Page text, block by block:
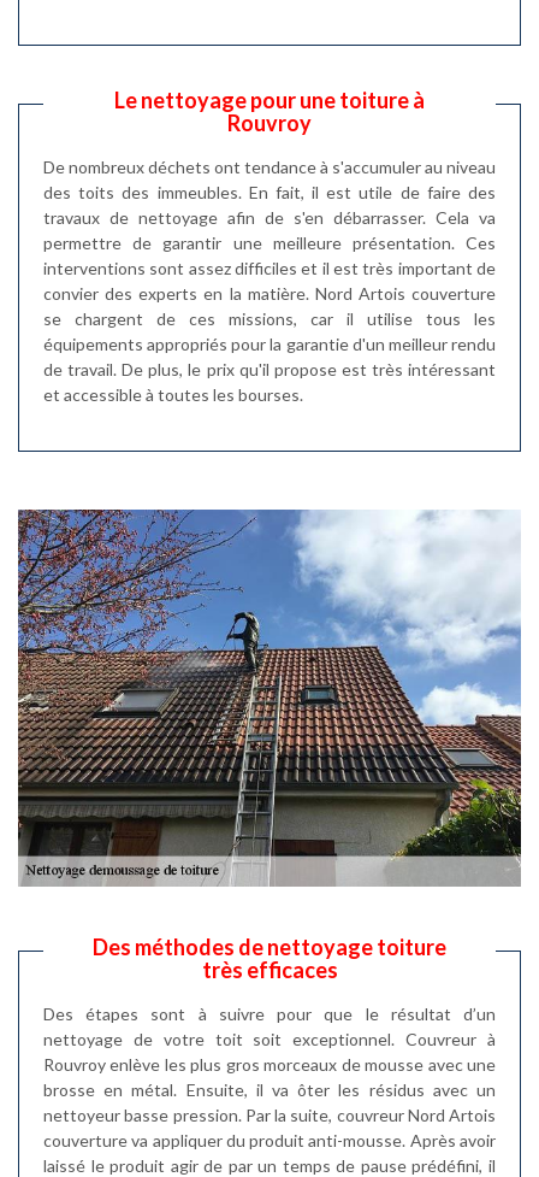
Le nettoyage pour une toiture à
Rouvroy
De nombreux déchets ont tendance à s'accumuler au niveau
des toits des immeubles. En fait, il est utile de faire des
travaux de nettoyage afin de s'en débarrasser. Cela va
permettre de garantir une meilleure présentation. Ces
interventions sont assez difficiles et il est très important de
convier des experts en la matière. Nord Artois couverture
se chargent de ces missions, car il utilise tous les
équipements appropriés pour la garantie d'un meilleur rendu
de travail. De plus, le prix qu'il propose est très intéressant
et accessible à toutes les bourses.
Des méthodes de nettoyage toiture
très efficaces
Des étapes sont à suivre pour que le résultat d’un
nettoyage de votre toit soit exceptionnel. Couvreur à
Rouvroy enlève les plus gros morceaux de mousse avec une
brosse en métal. Ensuite, il va ôter les résidus avec un
nettoyeur basse pression. Par la suite, couvreur Nord Artois
couverture va appliquer du produit anti-mousse. Après avoir
laissé le produit agir de par un temps de pause prédéfini, il